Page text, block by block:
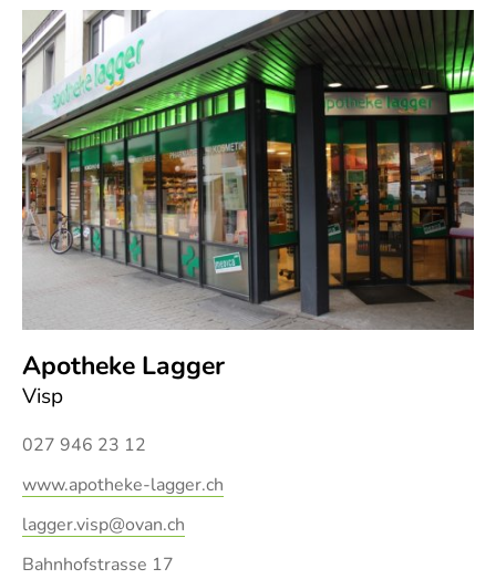
Apotheke Lagger
Visp
027 946 23 12
www.apotheke-lagger.ch
lagger.visp@ovan.ch
Bahnhofstrasse 17